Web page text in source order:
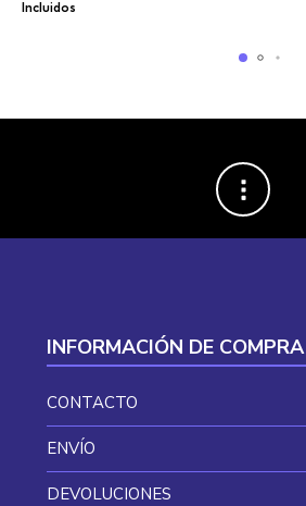
Incluidos
INFORMACIÓN DE COMPRA
CONTACTO
ENVÍO
DEVOLUCIONES